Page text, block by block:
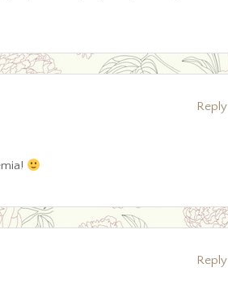
Reply
Reply